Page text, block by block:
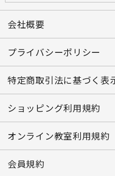
会社概要
プライバシーポリシー
特定商取引法に基づく表
ショッピング利用規約
オンライン教室利用規約
会員規約